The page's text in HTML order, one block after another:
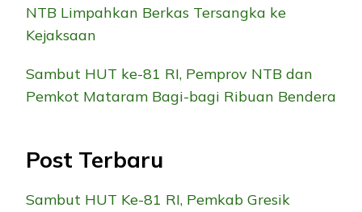
NTB Limpahkan Berkas Tersangka ke
Kejaksaan
Sambut HUT ke-81 RI, Pemprov NTB dan
Pemkot Mataram Bagi-bagi Ribuan Bendera
Post Terbaru
Sambut HUT Ke-81 RI, Pemkab Gresik